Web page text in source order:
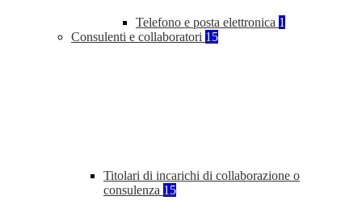
Telefono e posta elettronica 1
Consulenti e collaboratori 15
Titolari di incarichi di collaborazione o
consulenza 15